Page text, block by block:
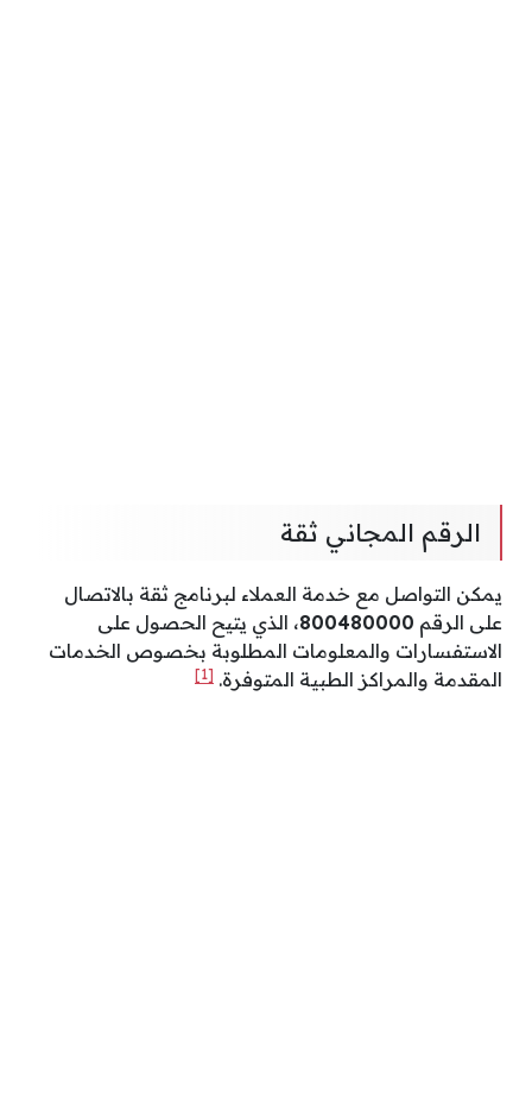
الرقم المجاني ثقة
يمكن التواصل مع خدمة العملاء لبرنامج ثقة بالاتصال
على الرقم 800480000، الذي يتيح الحصول على
الاستفسارات والمعلومات المطلوبة بخصوص الخدمات
المقدمة والمراكز الطبية المتوفرة. [1]